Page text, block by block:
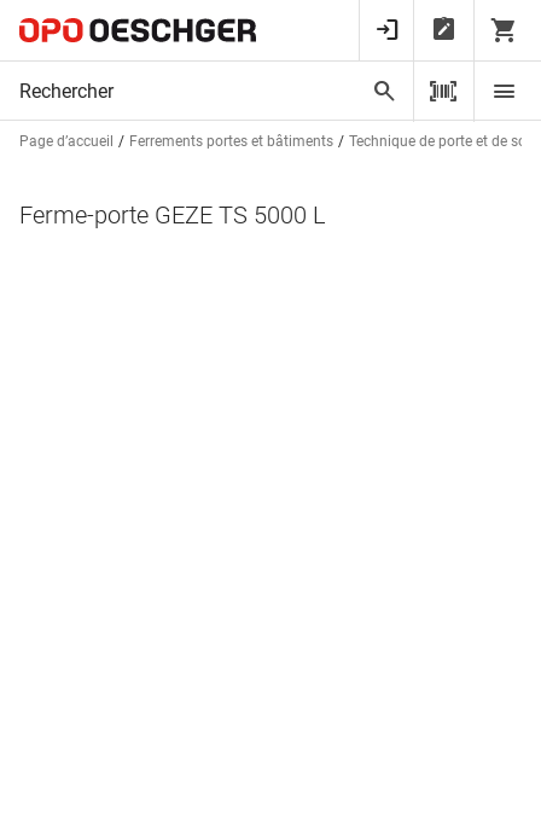
Page d’accueil Ferrements portes et bâtiments Technique de porte et de
Ferme-porte GEZE TS 5000 L